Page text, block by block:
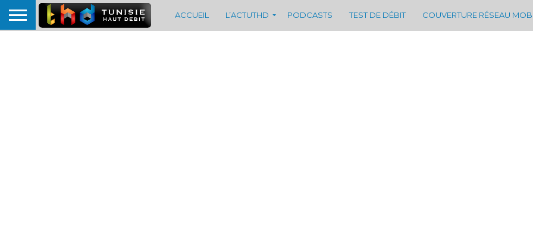
ACCUEIL L’ACTUTHD PODCASTS TEST DE DÉBIT COUVERTURE RÉSEAU